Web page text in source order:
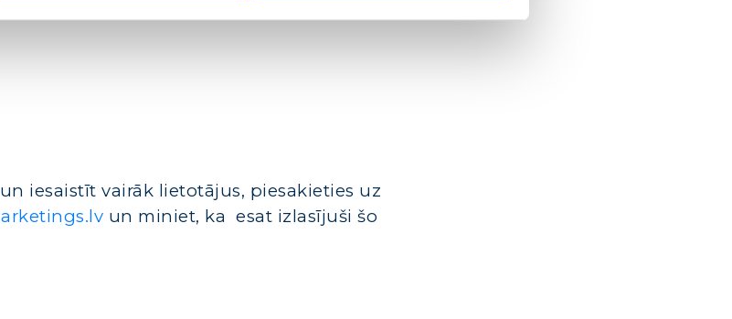
un iesaistīt vairāk lietotājus, piesakieties uz
un miniet, ka esat izlasījuši šo